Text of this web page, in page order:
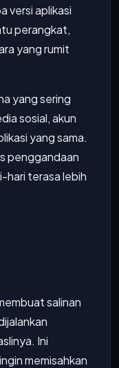
versi aplikasi
perangkat,
yang rumit
yang sering
sosial, akun
yang sama.
penggandaan
hari terasa lebih
salinan
Ini
memisahkan